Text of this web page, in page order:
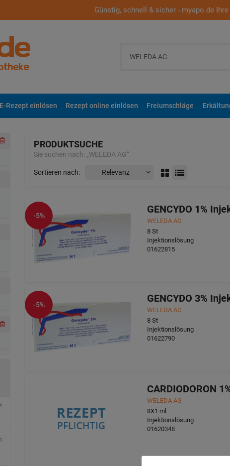
Günstig, schnell & sicher - myapo.de
E-Rezept einlösen Rezept online einlösen Freiumschläge
PRODUKTSUCHE
Sie suchen nach: „WELEDA AG“
Sortieren nach:
GENCYDO 1%
WELEDA AG
8 St
Injektionslösung
01622815
-5%
GENCYDO 3%
WELEDA AG
8 St
Injektionslösung
01622790
-5%
CARDIODORON
WELEDA AG
8X1 ml
Injektionslösung
01620348
1
1